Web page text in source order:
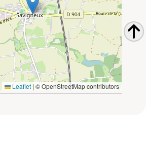
Leaflet | © OpenStreetMap contributors